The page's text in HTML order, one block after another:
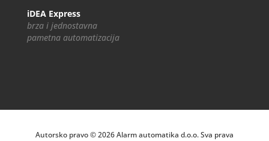
iDEA Express
brza i jednostavna
pametna automatizacija
Autorsko pravo © 2026 Alarm automatika d.o.o. Sva prava